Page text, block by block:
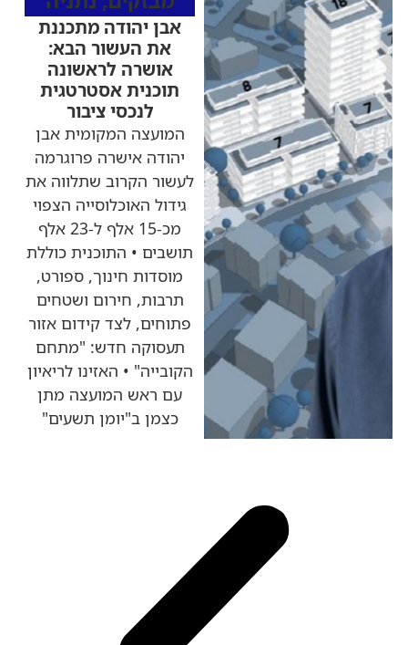
אבן יהודה מתכננת
את העשור הבא:
אושרה לראשונה
תוכנית אסטרטגית
לנכסי ציבור
המועצה המקומית אבן
יהודה אישרה פרוגרמה
לעשור הקרוב שתלווה את
גידול האוכלוסייה הצפוי
מכ-15 אלף ל-23 אלף
תושבים • התוכנית כוללת
מוסדות חינוך, ספורט,
תרבות, חירום ושטחים
פתוחים, לצד קידום אזור
תעסוקה חדש: "מתחם
הקובייה" • האזינו לריאיון
עם ראש המועצה מתן
כצמן ב"יומן תשעים"